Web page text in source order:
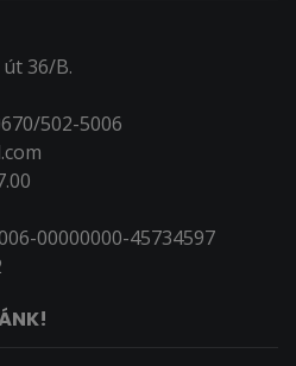
36/B.
502-5006
00000000-45734597